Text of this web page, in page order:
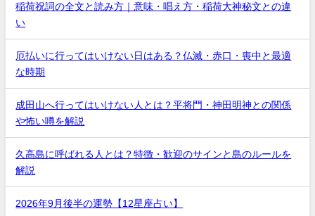
稲荷祝詞の全文と読み方｜意味・唱え方・稲荷大神秘文との違
い
厄払いに行ってはいけない日はある？仏滅・赤口・喪中と最適
な時期
成田山へ行ってはいけない人とは？平将門・神田明神との関係
や怖い噂を解説
久高島に呼ばれる人とは？特徴・歓迎のサインと島のルールを
解説
2026年9月後半の運勢【12星座占い】